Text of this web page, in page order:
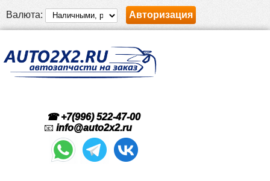
Валюта: Авторизация
☎ +7(996) 522-47-00
📧 info@auto2x2.ru